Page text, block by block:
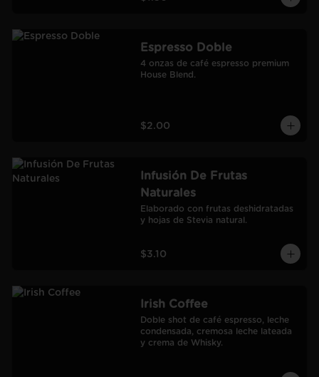
Espresso Doble
4 onzas de café espresso premium
House Blend.
$2.00
Infusión De Frutas
Naturales
Elaborado con frutas deshidratadas
y hojas de Stevia natural.
$3.10
Irish Coffee
Doble shot de café espresso, leche
condensada, cremosa leche lateada
y crema de Whisky.